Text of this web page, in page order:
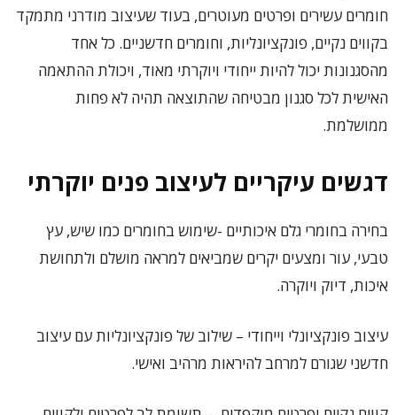
חומרים עשירים ופרטים מעוטרים, בעוד שעיצוב מודרני מתמקד
בקווים נקיים, פונקציונליות, וחומרים חדשניים. כל אחד
מהסגנונות יכול להיות ייחודי ויוקרתי מאוד, ויכולת ההתאמה
האישית לכל סגנון מבטיחה שהתוצאה תהיה לא פחות
ממושלמת.
דגשים עיקריים לעיצוב פנים יוקרתי
בחירה בחומרי גלם איכותיים -שימוש בחומרים כמו שיש, עץ
טבעי, עור ומצעים יקרים שמביאים למראה מושלם ולתחושת
איכות, דיוק ויוקרה.
עיצוב פונקציונלי וייחודי – שילוב של פונקציונליות עם עיצוב
חדשני שגורם למרחב להיראות מרהיב ואישי.